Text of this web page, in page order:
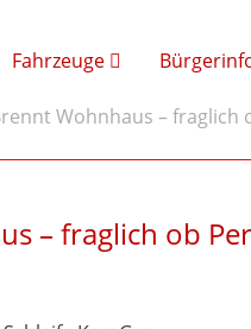
Fahrzeuge
Wohnhaus – fraglich
– fraglich ob